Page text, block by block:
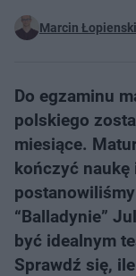
Marcin Łopienski
Do egzaminu
polskiego
miesiące.
kończyć
“Balladynie”
być idealnym
Sprawdź się,